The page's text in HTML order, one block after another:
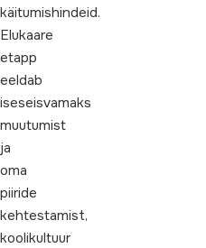
käitumishindeid.
Elukaare
etapp
eeldab
iseseisvamaks
muutumist
ja
oma
piiride
kehtestamist,
koolikultuur